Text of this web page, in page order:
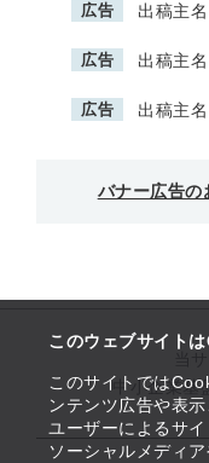
このウェブサイト
このサイトでは
ンテンツ広告や表
ユーザーによるサ
ソーシャルメディ
広告 出稿主名
広告 出稿主名
広告 出稿主名
バナー広告の
中小企業基